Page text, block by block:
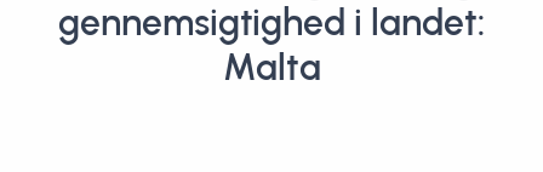
gennemsigtighed i landet:
Malta